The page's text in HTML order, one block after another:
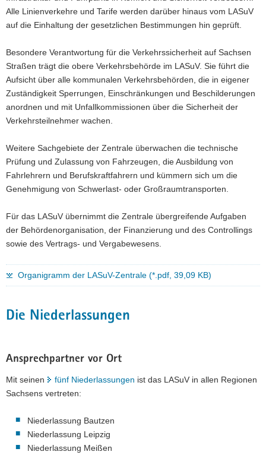
Alle Linienverkehre und Tarife werden darüber hinaus vom LASuV
auf die Einhaltung der gesetzlichen Bestimmungen hin geprüft.
Besondere Verantwortung für die Verkehrssicherheit auf Sachsen
Straßen trägt die obere Verkehrsbehörde im LASuV. Sie führt die
Aufsicht über alle kommunalen Verkehrsbehörden, die in eigener
Zuständigkeit Sperrungen, Einschränkungen und Beschilderungen
anordnen und mit Unfallkommissionen über die Sicherheit der
Verkehrsteilnehmer wachen.
Weitere Sachgebiete der Zentrale überwachen die technische
Prüfung und Zulassung von Fahrzeugen, die Ausbildung von
Fahrlehrern und Berufskraftfahrern und kümmern sich um die
Genehmigung von Schwerlast- oder Großraumtransporten.
Für das LASuV übernimmt die Zentrale übergreifende Aufgaben
der Behördenorganisation, der Finanzierung und des Controllings
sowie des Vertrags- und Vergabewesens.
Organigramm der LASuV-Zentrale (*.pdf, 39,09 KB)
Die Niederlassungen
Ansprechpartner vor Ort
Mit seinen fünf Niederlassungen ist das LASuV in allen Regionen
Sachsens vertreten:
Niederlassung Bautzen
Niederlassung Leipzig
Niederlassung Meißen